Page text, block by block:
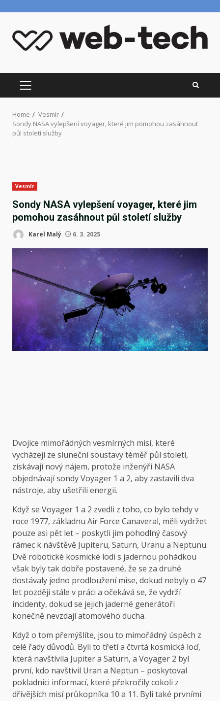
content
PRIMARY
MENU
Home
Vesmír
Sondy NASA vylepšení voyager, které jim pomohou zasáhnout
půl století služby
Vesmír
Sondy NASA vylepšení voyager, které jim
pomohou zasáhnout půl století služby
Karel Malý 6. 3. 2025
Dvojice mimořádných vesmírných misí, které
vycházejí ze sluneční soustavy téměř půl století,
získávají nový nájem, protože inženýři NASA
objednávají sondy Voyager 1 a 2, aby zastavili dva
nástroje, aby ušetřili energii.
Když se Voyager 1 a 2 zvedli z toho, co bylo tehdy v
roce 1977, základnu Air Force Canaveral, měli vydržet
pouze asi pět let – poskytli jim pohodlný časový
rámec k návštěvě Jupiteru, Saturn, Uranu a Neptunu.
Dvě robotické kosmické lodi s jadernou pohádkou
však byly tak dobře postavené, že se za druhé
dostávaly jedno prodloužení mise, dokud nebyly o 47
let později stále v práci a očekává se, že vydrží
incidenty, dokud se jejich jaderné generátoři
konečně nevzdají atomového ducha.
Když o tom přemýšlíte, jsou to mimořádný úspěch z
celé řady důvodů. Byli to třetí a čtvrtá kosmická loď,
která navštívila Jupiter a Saturn, a Voyager 2 byl
první, kdo navštívil Uran a Neptun – poskytoval
pokladnici informací, které překročily cokoli z
dřívějších misí průkopníka 10 a 11. Byli také prvními